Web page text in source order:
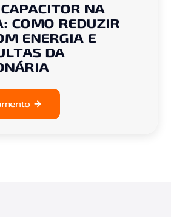
NA
COMO REDUZIR
ENERGIA E
DA